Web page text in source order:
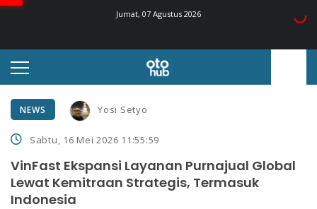
Jumat, 07 Agustus 2026
NEWS Yosi Setyo
Sabtu, 16 Mei 2026 11:55:59
VinFast Ekspansi Layanan Purnajual Global
Lewat Kemitraan Strategis, Termasuk
Indonesia